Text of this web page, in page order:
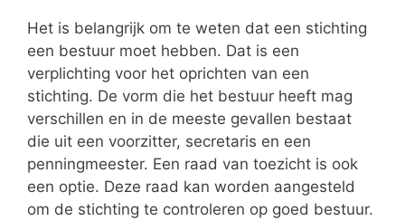
Het is belangrijk om te weten dat een stichting
een bestuur moet hebben. Dat is een
verplichting voor het oprichten van een
stichting. De vorm die het bestuur heeft mag
verschillen en in de meeste gevallen bestaat
die uit een voorzitter, secretaris en een
penningmeester. Een raad van toezicht is ook
een optie. Deze raad kan worden aangesteld
om de stichting te controleren op goed bestuur.